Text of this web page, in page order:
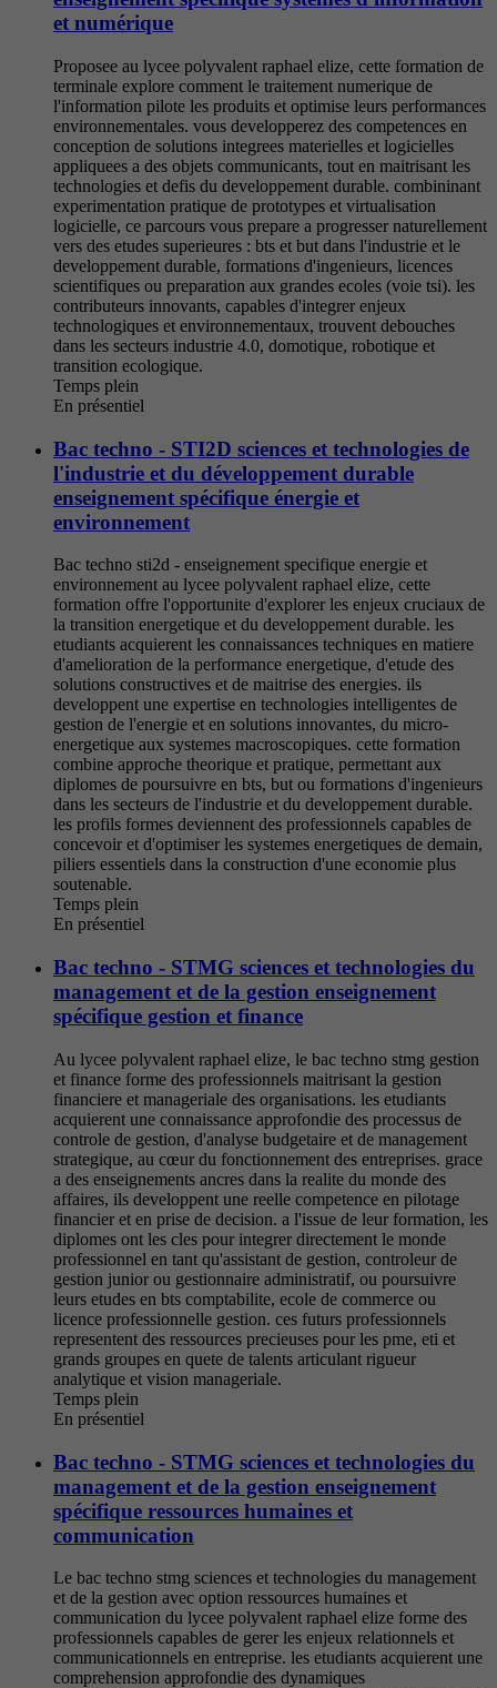
et numérique
Proposee au lycee polyvalent raphael elize, cette formation de
terminale explore comment le traitement numerique de
l'information pilote les produits et optimise leurs performances
environnementales. vous developperez des competences en
conception de solutions integrees materielles et logicielles
appliquees a des objets communicants, tout en maitrisant les
technologies et defis du developpement durable. combininant
experimentation pratique de prototypes et virtualisation
logicielle, ce parcours vous prepare a progresser naturellement
vers des etudes superieures : bts et but dans l'industrie et le
developpement durable, formations d'ingenieurs, licences
scientifiques ou preparation aux grandes ecoles (voie tsi). les
contributeurs innovants, capables d'integrer enjeux
technologiques et environnementaux, trouvent debouches
dans les secteurs industrie 4.0, domotique, robotique et
transition ecologique.
Temps plein
En présentiel
Bac techno - STI2D sciences et technologies de
l'industrie et du développement durable
enseignement spécifique énergie et
environnement
Bac techno sti2d - enseignement specifique energie et
environnement au lycee polyvalent raphael elize, cette
formation offre l'opportunite d'explorer les enjeux cruciaux de
la transition energetique et du developpement durable. les
etudiants acquierent les connaissances techniques en matiere
d'amelioration de la performance energetique, d'etude des
solutions constructives et de maitrise des energies. ils
developpent une expertise en technologies intelligentes de
gestion de l'energie et en solutions innovantes, du micro-
energetique aux systemes macroscopiques. cette formation
combine approche theorique et pratique, permettant aux
diplomes de poursuivre en bts, but ou formations d'ingenieurs
dans les secteurs de l'industrie et du developpement durable.
les profils formes deviennent des professionnels capables de
concevoir et d'optimiser les systemes energetiques de demain,
piliers essentiels dans la construction d'une economie plus
soutenable.
Temps plein
En présentiel
Bac techno - STMG sciences et technologies du
management et de la gestion enseignement
spécifique gestion et finance
Au lycee polyvalent raphael elize, le bac techno stmg gestion
et finance forme des professionnels maitrisant la gestion
financiere et manageriale des organisations. les etudiants
acquierent une connaissance approfondie des processus de
controle de gestion, d'analyse budgetaire et de management
strategique, au cœur du fonctionnement des entreprises. grace
a des enseignements ancres dans la realite du monde des
affaires, ils developpent une reelle competence en pilotage
financier et en prise de decision. a l'issue de leur formation, les
diplomes ont les cles pour integrer directement le monde
professionnel en tant qu'assistant de gestion, controleur de
gestion junior ou gestionnaire administratif, ou poursuivre
leurs etudes en bts comptabilite, ecole de commerce ou
licence professionnelle gestion. ces futurs professionnels
representent des ressources precieuses pour les pme, eti et
grands groupes en quete de talents articulant rigueur
analytique et vision manageriale.
Temps plein
En présentiel
Bac techno - STMG sciences et technologies du
management et de la gestion enseignement
spécifique ressources humaines et
communication
Le bac techno stmg sciences et technologies du management
et de la gestion avec option ressources humaines et
communication du lycee polyvalent raphael elize forme des
professionnels capables de gerer les enjeux relationnels et
communicationnels en entreprise. les etudiants acquierent une
comprehension approfondie des dynamiques